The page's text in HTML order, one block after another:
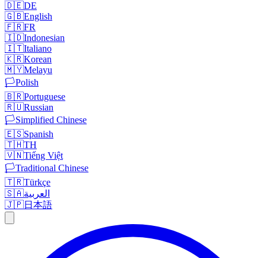
🇩🇪DE
🇬🇧English
🇫🇷FR
🇮🇩Indonesian
🇮🇹Italiano
🇰🇷Korean
🇲🇾Melayu
🏳️Polish
🇧🇷Portuguese
🇷🇺Russian
🏳️Simplified Chinese
🇪🇸Spanish
🇹🇭TH
🇻🇳Tiếng Việt
🏳️Traditional Chinese
🇹🇷Türkçe
🇸🇦العربية
🇯🇵日本語